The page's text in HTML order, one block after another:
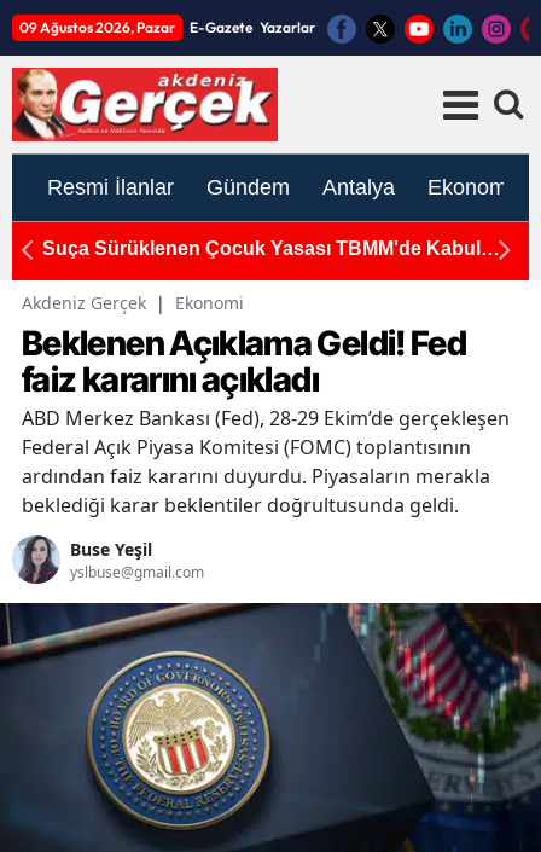
09 Ağustos 2026, Pazar E-Gazete Yazarlar
Resmi İlanlar Gündem Antalya Ekonomi
Suça Sürüklenen Çocuk Yasası TBMM'de Kabul
Akdeniz Gerçek | Ekonomi
Beklenen Açıklama Geldi! Fed
faiz kararını açıkladı
ABD Merkez Bankası (Fed), 28-29 Ekim’de gerçekleşen
Federal Açık Piyasa Komitesi (FOMC) toplantısının
ardından faiz kararını duyurdu. Piyasaların merakla
beklediği karar beklentiler doğrultusunda geldi.
Buse Yeşil
yslbuse@gmail.com